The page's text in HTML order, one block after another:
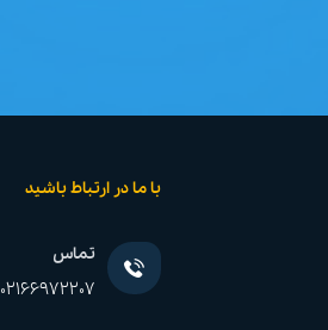
تماس
02166972207
با ما در ارتباط باشید